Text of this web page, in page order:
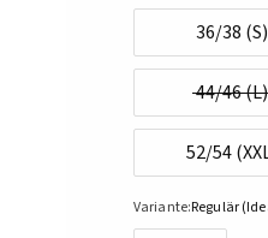
36/38 (S)
44/46 (L)
52/54
Variante:Regulär